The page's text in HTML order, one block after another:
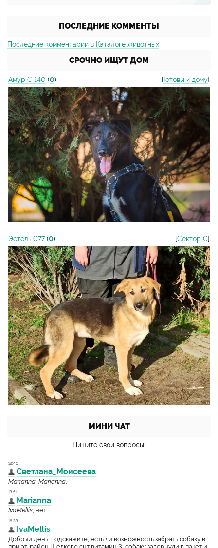
ПОСЛЕДНИЕ КОММЕНТЫ
Последние комментарии в Каталоге животных
СРОЧНО ИЩУТ ДОМ
Амур С 140 (0) [Готовы к дому]
Эстель С77 (0) [Сектор С]
МИНИ ЧАТ
Пишите свои вопросы: